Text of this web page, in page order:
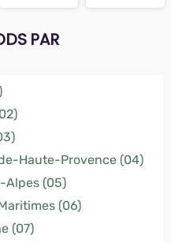
PAR
Haute-Provence (04)
Alpes (05)
(06)
(07)